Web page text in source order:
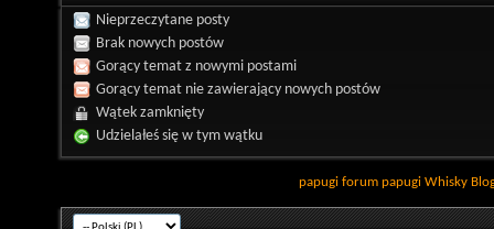
Nieprzeczytane posty
Brak nowych postów
Gorący temat z nowymi postami
Gorący temat nie zawierający nowych postów
Wątek zamknięty
Udzielałeś się w tym wątku
papugi forum papugi Whisky